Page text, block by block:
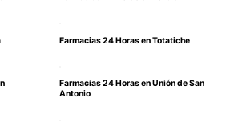
Farmacias 24 Horas en Totatiche
Farmacias 24 Horas en Unión de San
Antonio